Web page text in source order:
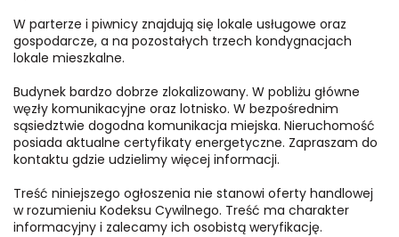
W parterze i piwnicy znajdują się lokale usługowe oraz
gospodarcze, a na pozostałych trzech kondygnacjach
lokale mieszkalne.
Budynek bardzo dobrze zlokalizowany. W pobliżu główne
węzły komunikacyjne oraz lotnisko. W bezpośrednim
sąsiedztwie dogodna komunikacja miejska. Nieruchomość
posiada aktualne certyfikaty energetyczne. Zapraszam do
kontaktu gdzie udzielimy więcej informacji.
Treść niniejszego ogłoszenia nie stanowi oferty handlowej
w rozumieniu Kodeksu Cywilnego. Treść ma charakter
informacyjny i zalecamy ich osobistą weryfikację.